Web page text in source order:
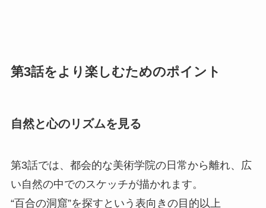
第3話をより楽しむためのポイント
自然と心のリズムを見る
第3話では、都会的な美術学院の日常から離れ、広
い自然の中でのスケッチが描かれます。
“百合の洞窟”を探すという表向きの目的以上